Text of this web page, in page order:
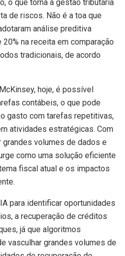
o que torna a gestão tributária
de riscos. Não é a toa que
análise preditiva
na receita em comparação
tradicionais, de acordo
hoje, é possível
contábeis, o que pode
gasto com tarefas repetitivas,
atividades estratégicas. Com
volumes de dados e
como uma solução eficiente
fiscal atual e os impactos
para identificar oportunidades
a recuperação de créditos
já que algoritmos
vasculhar grandes volumes de